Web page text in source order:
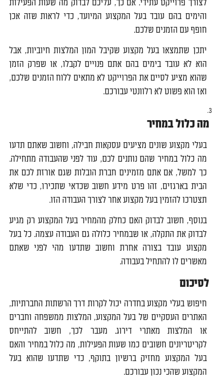
לצורך פרוייקט עתידי. אם כך, עליכם לבדוק מה שעות הפעילות
והימים בהם עובד בעל המקצוע המיועד, כדי לראות שזה אכן
חופף עם הזמנים שלכם.
יתכן שתמצאו בעל מקצוע שקיבל המון המלצות חיוביות, אבל
הוא לא עובד בימים בהם אתם פנויים לקבלו, או שפרק הזמן
שהוא מציע לסיים את הפרוייקט לא מתאים ללוח הזמנים שלכם,
ואז הוא פשוט לא רלוונטי עבורכם.
מה כלול במחיר
בעלי מקצוע שונים מציעים עסקאות חבילה, וחשוב שאתם תדעו
מה כלול במחיר שהם נותנים לכם, עוד לפני שהעבודה מתחילה.
כך למשל, אם אתם מזמינים חברת הובלות שגם אורזת לכם את
הבית בארגזים, זהו פרט מידע חשוב שכדאי שתכירו, כדי שלא
תצטרכו להזמין בעל מקצוע אחר לצורך העבודה הזו.
בנוסף, חשוב לבדוק האם כחלק מהמחיר בעל המקצוע רק מגיע
לבדוק את התקלה, או שבמחיר כלולה גם העבודה עצמה. כל בעל
מקצוע עובד בצורה אחרת וחשוב שתדעו מהי לפני שאתם
מאשרים לו להתחיל בעבודה.
לסיכום
חיפוש בעלי מקצוע בחדרה יכול לקרות דרך הרשתות החברתיות,
האתרים העסקיים של בעל המקצוע, המלצות ממשפחה וחברים
או המלצות מאתרי דירוג. מעבר לכך, חשוב להתייחס
לקריטריונים חשובים כמו שעות הפעילות, מה כלול במחיר והאם
בעל המקצוע מחזיק ברשיון בתוקף, כדי שתדעו שהוא בעל
המקצוע שהכי נכון עבורכם.